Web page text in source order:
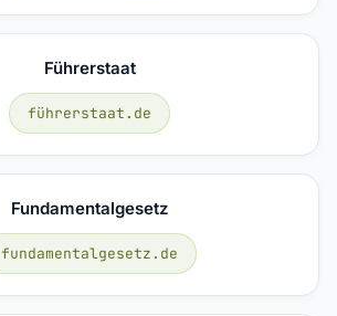
Führerstaat
führerstaat.de
Fundamentalgesetz
fundamentalgesetz.de